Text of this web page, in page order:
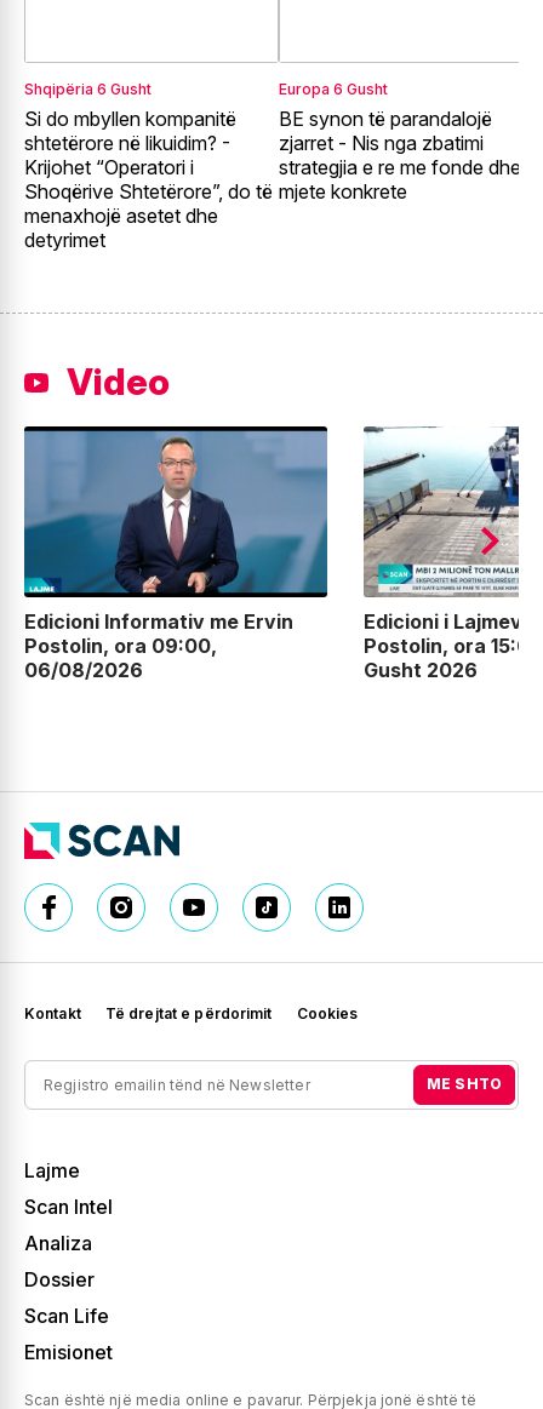
Shqipëria 6 Gusht
Si do mbyllen kompanitë
shtetërore në likuidim? -
Krijohet “Operatori i
Shoqërive Shtetërore”, do të
menaxhojë asetet dhe
detyrimet
Europa 6 Gusht
BE synon të parandalojë
zjarret - Nis nga zbatimi
strategjia e re me fonde dhe
mjete konkrete
Video
Edicioni Informativ me Ervin
Postolin, ora 09:00,
06/08/2026
Edicioni i Lajmeve
Postolin, ora
Gusht 2026
Lajme
Scan Intel
Analiza
Dossier
Scan Life
Emisionet
Scan është një media online e pavarur. Përpjekja jonë është të
Kontakt Të drejtat e përdorimit Cookies
ME SHTO